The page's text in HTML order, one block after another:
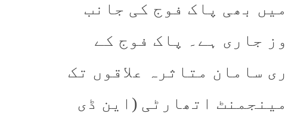
بھی پاک فوج کی جانب
جاری ہے۔ پاک فوج کے
سامان متاثرہ علاقوں تک
اتھارٹی (این ڈی